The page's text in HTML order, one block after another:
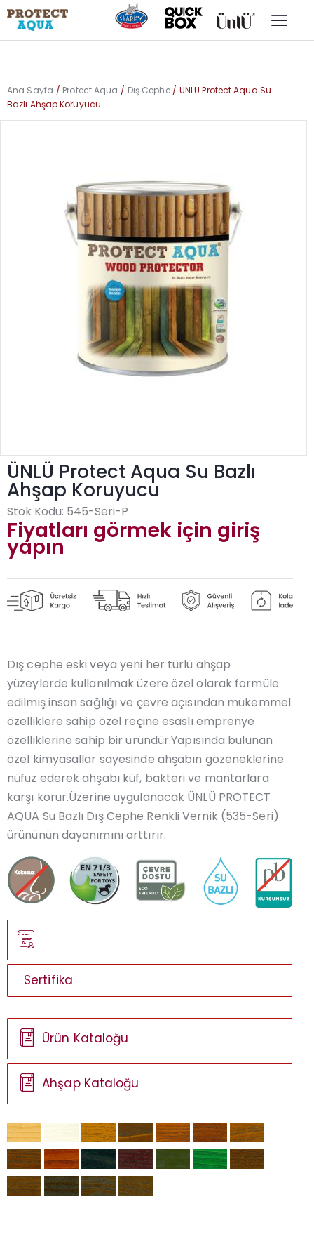
Ana Sayfa Protect Aqua Dış Cephe
ÜNLÜ Protect Aqua Su
Bazlı Ahşap Koruyucu
ÜNLÜ Protect Aqua Su Bazlı
Ahşap Koruyucu
Stok Kodu: 545-Seri-P
Fiyatları görmek için giriş
yapın
Dış cephe eski veya yeni her türlü ahşap
yüzeylerde kullanılmak üzere özel olarak formüle
edilmiş insan sağlığı ve çevre açısından mükemmel
özelliklere sahip özel reçine esaslı emprenye
özelliklerine sahip bir üründür.Yapısında bulunan
özel kimyasallar sayesinde ahşabın gözeneklerine
nüfuz ederek ahşabı küf, bakteri ve mantarlara
karşı korur.Üzerine uygulanacak ÜNLÜ PROTECT
AQUA Su Bazlı Dış Cephe Renkli Vernik (535-Seri)
ürününün dayanımını arttırır.
Sertifika
Ürün Kataloğu
Ahşap Kataloğu